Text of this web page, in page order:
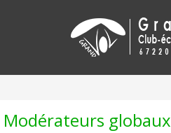
Modérateurs globaux